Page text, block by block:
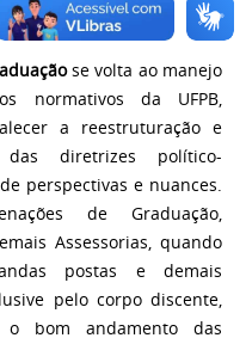
se volta ao manejo
normativos da UFPB,
a reestruturação e
das diretrizes político-
perspectivas e nuances.
de Graduação,
Assessorias, quando
postas e demais
pelo corpo discente,
bom andamento das